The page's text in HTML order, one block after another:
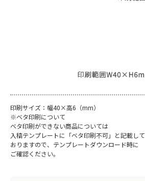
印刷サイズ：幅40×高6（mm）
※ベタ印刷について
ベタ印刷ができない商品については
入稿テンプレートに「ベタ印刷不可」と記載して
おりますので、テンプレートダウンロード時に
ご確認ください。